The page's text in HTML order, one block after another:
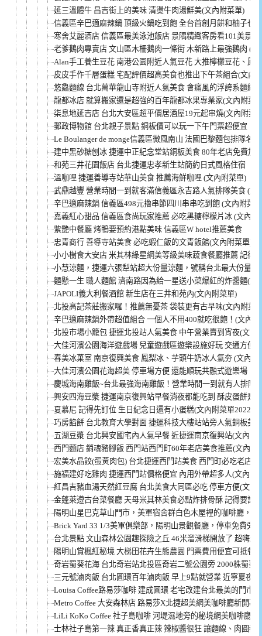
延三溫體牛 昌吉街上的美味 清燙牛肉湯鮮美(文內附菜單)
信義區辛巴適麻辣鍋 頂級火鍋吃到飽 全台首創月餅和柚子也
寒舍艾麗酒店 信義區最美泳池飯店 景隅精緻客房看101美景
老爹鵝肉專賣店 文山區木柵鵝肉一條街 木新路上最強鵝肉 (文
Alan手工養生豆花 南港公園附近人氣豆花 大推檸檬豆花、鳳
皮皮手作千層蛋糕 宅配評價超高美食也推出下午茶組合(文內
悠鱻麵線 台北萬華龍山寺附近人氣美食 會痛風的浮誇系麵線(
龍都冰店 就算搬家還是超強的百年龍都冰果專業家(文內附菜
柒息地延吉店 台北大安區超平價居酒屋19元起串燒(文內附菜
郵政博物館 台北親子景點 銅板價可以玩一下午門票超便宜
Le Boulanger de monge信義區微風南山 法國巴黎麵包排隊名店
建中黑砂糖刨冰 捷運中正紀念堂站銅板美食 80年老店免費加
和苑三井花園飯店 台北捷運忠孝新生站簡約日式風格住宿
溫咖哩 捷運善導寺站華山美食 推薦海鮮咖哩 (文內附菜單)
武鼎越豐 營業時間一到就客滿信義區永吉路人氣排隊美食 (文
辛巴適麻辣鍋 信義區498元擼串節四川串串吃到飽 (文內附菜
嘉義紅心甜品 信義區食尚玩家推薦 必吃黑糖檸檬片冰 (文內附
紫艷中餐廳 烤鴨要預約港點美味 信義區W hotel推薦美食
忠青商行 善導寺站美食 必吃蝦仁飯的文青飯館(文內附菜單)
小小樹食大安店 米其林綠星網美等級美味蔬食餐廳推薦 記得
小慧涼麵，捷運六張犁站超大份量涼麵，號稱台北最大份量每
麵懸一生 職人麵館 濟南路因為給一星送小菜爆紅的炸醬麵(文
JAPOLI義大利餐酒館 新生店在三井和苑內(文內附菜單)
北投高記茶莊搬家囉！推薦無憂茶 袋裝更有古早味(文內附菜
辛巴適麻辣鍋外帶超值組合 一個人不用400就吃很飽！(文內附
北投市場小籠包 捷運北投站人氣美食 中午營業賣到宵夜(文內
大佳河濱公園海洋遊戲場 兒童遊戲區遊樂設施好玩 交通方便
春美冰菓室 南京復興美食 鳳梨冰、芋頭牛奶冰人氣夯 (文內附
大佳河濱公園花海超美 停車場方便 還能順玩共融式遊樂場
慶城海南雞飯~台北最強海南雞飯！營業時間一到就有人排隊(
興安四海豆漿 捷運南京復興站早餐消夜都能吃到 酥皮蛋餅是
夏慕尼 記得先訂位 生日紀念日還有小蛋糕(文內附菜單2022)
巧房餡餅 台北教育大學對面 捷運科技大樓站站旁人氣銅板美
五湖豆漿 台北興安國宅內人氣早餐 近捷運南京復興站(文內附
西門麵店 銷魂豬腳飯 西門站西門町60年老店美食推薦(文內附
宏美水晶餃(蛋黃肉包) 台北捷運西門站美食 西門町必吃老店(
施福建好吃雞肉 捷運西門站價格便宜 內用外帶超多人(文內附
紅昌吉豬血湯天然紅豆腐 台北美食大同區必吃 停車方便(文內
金蓬萊遵古台菜餐廳 天母米其林美食必點炸排骨酥 記得要訂
陽明山星巴克草山門市，美軍宿舍群白色木屋裡的咖啡廳，戶
Brick Yard 33 1/3美軍俱樂部，陽明山景觀餐廳，停車免費旁
台北景點 文山森林公園趣探險之丘 46米溜滑梯開放了 超嗨超
陽明山賞楓紅秘境 大梯田花卉生態農園 門票費用便宜可抵餐
奇岩蜀葵花海 台北奇岩站北投區奇岩二號公園旁 2000株蜀葵
三元號滷肉飯 台北圓環百年滷肉飯 早上9點就營業 近寧夏夜
Louisa Coffee路易莎咖啡 建成圓環 老宅改建台北最美的門市
Metro Coffee 大安森林店 路易莎X北捷超美網美咖啡廳新開幕
LiLi KoKo Coffee 社子島咖啡 河堤濕地旁的秘境網美咖啡廳
士林社子島第一辣 真正香真正辣 辣椒醬很狂 讓麵線、肉圓都